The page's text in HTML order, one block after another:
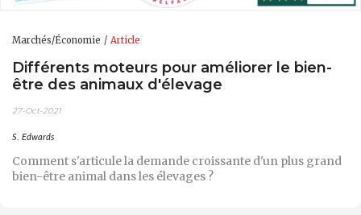
Marchés/Économie Article
Différents moteurs pour améliorer le bien-
être des animaux d'élevage
27-Oct-2021
S. Edwards
Comment s'articule la demande croissante d'un plus grand
bien-être animal dans les élevages ?